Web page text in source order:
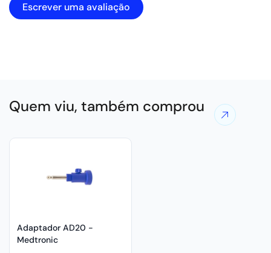
Escrever uma avaliação
Quem viu, também comprou Ver
mais
Adaptador AD20 -
Medtronic